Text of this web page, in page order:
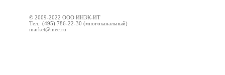
© 2009-2022 ООО ИНЭК-ИТ
Тел.: (495) 786-22-30 (многоканальный)
market@inec.ru